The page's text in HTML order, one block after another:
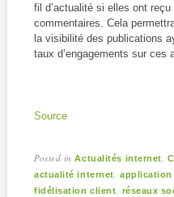
fil d’actualité si elles ont
commentaires. Cela
la visibilité des publications
taux d’engagements sur ces
Source
Posted inActualités internet ,
actualité internet application
fidélisation client réseaux